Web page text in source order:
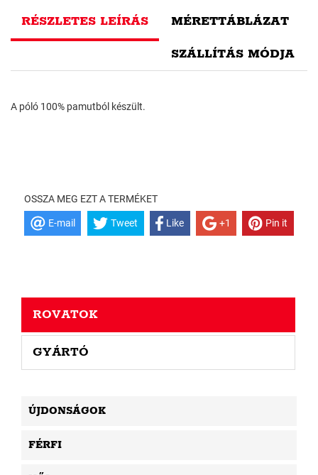
RÉSZLETES LEÍRÁS MÉRETTÁBLÁZAT
SZÁLLÍTÁS MÓDJA
A póló 100% pamutból készült.
OSSZA MEG EZT A TERMÉKET
E-mail Tweet Like +1 Pin it
ROVATOK
GYÁRTÓ
ÚJDONSÁGOK
FÉRFI